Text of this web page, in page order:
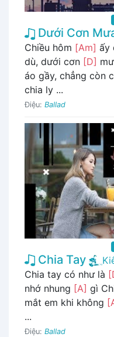
Dưới Cơn
Chiều hôm [Am] ấy
dù, dưới cơn [D]
áo gầy, chẳng còn
chia ly ...
Điệu: Ballad
Chia Tay
Chia tay có như là
nhớ nhung [A] gì
mắt em khi không
...
Điệu: Ballad